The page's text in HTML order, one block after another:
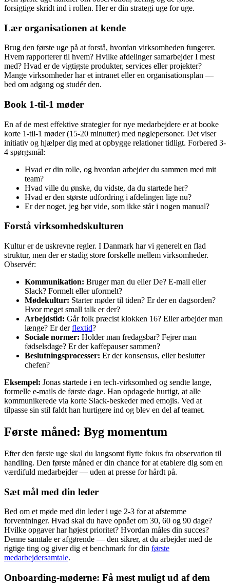
forsigtige skridt ind i rollen. Her er din strategi uge for uge.
Lær organisationen at kende
Brug den første uge på at forstå, hvordan virksomheden fungerer.
Hvem rapporterer til hvem? Hvilke afdelinger samarbejder I mest
med? Hvad er de vigtigste produkter, services eller projekter?
Mange virksomheder har et intranet eller en organisationsplan —
bed om adgang og studér den.
Book 1-til-1 møder
En af de mest effektive strategier for nye medarbejdere er at booke
korte 1-til-1 møder (15-20 minutter) med nøglepersoner. Det viser
initiativ og hjælper dig med at opbygge relationer tidligt. Forbered 3-
4 spørgsmål:
Hvad er din rolle, og hvordan arbejder du sammen med mit
team?
Hvad ville du ønske, du vidste, da du startede her?
Hvad er den største udfordring i afdelingen lige nu?
Er der noget, jeg bør vide, som ikke står i nogen manual?
Forstå virksomhedskulturen
Kultur er de uskrevne regler. I Danmark har vi generelt en flad
struktur, men der er stadig store forskelle mellem virksomheder.
Observér:
Kommunikation: Bruger man du eller De? E-mail eller
Slack? Formelt eller uformelt?
Mødekultur: Starter møder til tiden? Er der en dagsorden?
Hvor meget small talk er der?
Arbejdstid: Går folk præcist klokken 16? Eller arbejder man
længe? Er derflextid?
Sociale normer: Holder man fredagsbar? Fejrer man
fødselsdage? Er der kaffepauser sammen?
Beslutningsprocesser: Er der konsensus, eller beslutter
chefen?
Eksempel: Jonas startede i en tech-virksomhed og sendte lange,
formelle e-mails de første dage. Han opdagede hurtigt, at alle
kommunikerede via korte Slack-beskeder med emojis. Ved at
tilpasse sin stil faldt han hurtigere ind og blev en del af teamet.
Første måned: Byg momentum
Efter den første uge skal du langsomt flytte fokus fra observation til
handling. Den første måned er din chance for at etablere dig som en
værdifuld medarbejder — uden at presse for hårdt på.
Sæt mål med din leder
Bed om et møde med din leder i uge 2-3 for at afstemme
forventninger. Hvad skal du have opnået om 30, 60 og 90 dage?
Hvilke opgaver har højest prioritet? Hvordan måles din succes?
Denne samtale er afgørende — den sikrer, at du arbejder med de
rigtige ting og giver dig et benchmark for din første
medarbejdersamtale.
Onboarding-møderne: Få mest muligt ud af dem